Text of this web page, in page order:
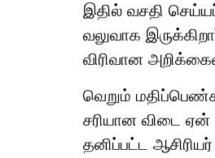
இதில் வசதி
வலுவாக
விரிவான
வெறும்
சரியான விடை ஏன்
தனிப்பட்ட